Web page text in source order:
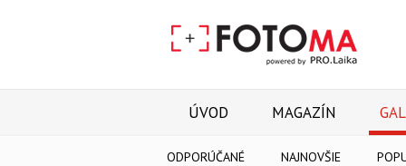
ÚVOD MAGAZÍN
ODPORÚČANÉ NAJNOVŠIE